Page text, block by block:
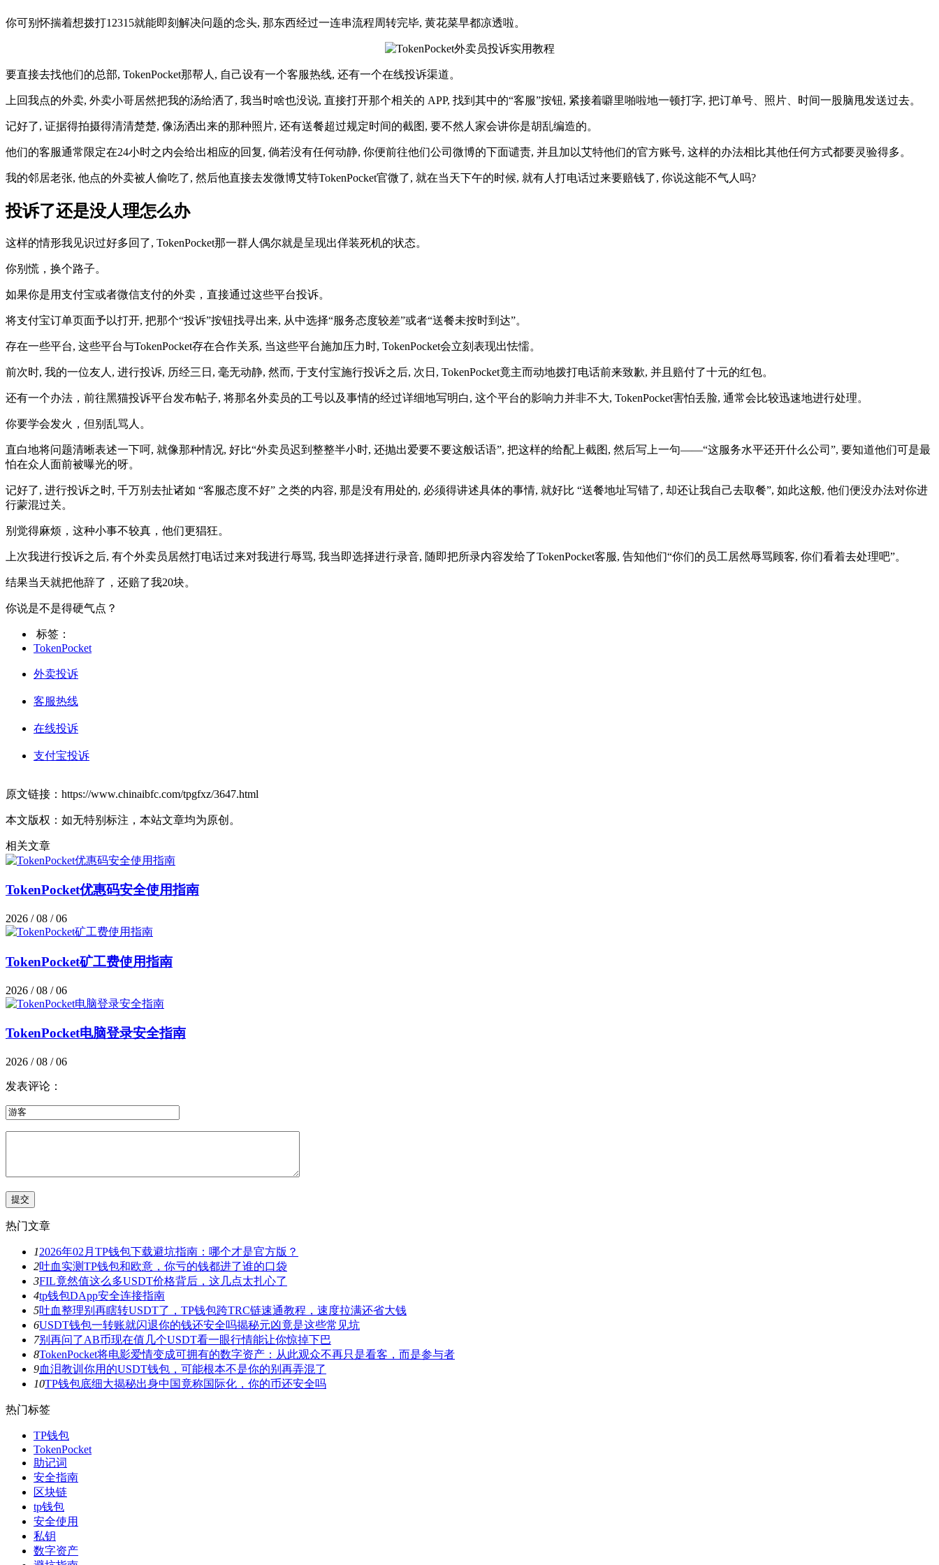
你可别怀揣着想拨打12315就能即刻解决问题的念头, 那东西经过一连串流程周转完毕, 黄花菜早都凉透啦。
要直接去找他们的总部, TokenPocket那帮人, 自己设有一个客服热线, 还有一个在线投诉渠道。
上回我点的外卖, 外卖小哥居然把我的汤给洒了, 我当时啥也没说, 直接打开那个相关的 APP, 找到其中的“客服”按钮, 紧接着噼里啪啦地一顿打字, 把订单号、照片、时间一股脑甩发送过去。
记好了, 证据得拍摄得清清楚楚, 像汤洒出来的那种照片, 还有送餐超过规定时间的截图, 要不然人家会讲你是胡乱编造的。
他们的客服通常限定在24小时之内会给出相应的回复, 倘若没有任何动静, 你便前往他们公司微博的下面谴责, 并且加以艾特他们的官方账号, 这样的办法相比其他任何方式都要灵验得多。
我的邻居老张, 他点的外卖被人偷吃了, 然后他直接去发微博艾特TokenPocket官微了, 就在当天下午的时候, 就有人打电话过来要赔钱了, 你说这能不气人吗?
投诉了还是没人理怎么办
这样的情形我见识过好多回了, TokenPocket那一群人偶尔就是呈现出佯装死机的状态。
你别慌，换个路子。
如果你是用支付宝或者微信支付的外卖，直接通过这些平台投诉。
将支付宝订单页面予以打开, 把那个“投诉”按钮找寻出来, 从中选择“服务态度较差”或者“送餐未按时到达”。
存在一些平台, 这些平台与TokenPocket存在合作关系, 当这些平台施加压力时, TokenPocket会立刻表现出怯懦。
前次时, 我的一位友人, 进行投诉, 历经三日, 毫无动静, 然而, 于支付宝施行投诉之后, 次日, TokenPocket竟主而动地拨打电话前来致歉, 并且赔付了十元的红包。
还有一个办法，前往黑猫投诉平台发布帖子, 将那名外卖员的工号以及事情的经过详细地写明白, 这个平台的影响力并非不大, TokenPocket害怕丢脸, 通常会比较迅速地进行处理。
你要学会发火，但别乱骂人。
直白地将问题清晰表述一下呵, 就像那种情况, 好比“外卖员迟到整整半小时, 还抛出爱要不要这般话语”, 把这样的给配上截图, 然后写上一句——“这服务水平还开什么公司”, 要知道他们可是最
怕在众人面前被曝光的呀。
记好了, 进行投诉之时, 千万别去扯诸如 “客服态度不好” 之类的内容, 那是没有用处的, 必须得讲述具体的事情, 就好比 “送餐地址写错了, 却还让我自己去取餐”, 如此这般, 他们便没办法对你进
行蒙混过关。
别觉得麻烦，这种小事不较真，他们更猖狂。
上次我进行投诉之后, 有个外卖员居然打电话过来对我进行辱骂, 我当即选择进行录音, 随即把所录内容发给了TokenPocket客服, 告知他们“你们的员工居然辱骂顾客, 你们看着去处理吧”。
结果当天就把他辞了，还赔了我20块。
你说是不是得硬气点？
标签：
TokenPocket
外卖投诉
客服热线
在线投诉
支付宝投诉
原文链接：https://www.chinaibfc.com/tpgfxz/3647.html
本文版权：如无特别标注，本站文章均为原创。
相关文章
TokenPocket优惠码安全使用指南
2026 / 08 / 06
TokenPocket矿工费使用指南
2026 / 08 / 06
TokenPocket电脑登录安全指南
2026 / 08 / 06
发表评论：
热门文章
12026年02月TP钱包下载避坑指南：哪个才是官方版？
2吐血实测TP钱包和欧意，你亏的钱都进了谁的口袋
3FIL竟然值这么多USDT价格背后，这几点太扎心了
4tp钱包DApp安全连接指南
5吐血整理别再瞎转USDT了，TP钱包跨TRC链速通教程，速度拉满还省大钱
6USDT钱包一转账就闪退你的钱还安全吗揭秘元凶竟是这些常见坑
7别再问了AB币现在值几个USDT看一眼行情能让你惊掉下巴
8TokenPocket将电影爱情变成可拥有的数字资产：从此观众不再只是看客，而是参与者
9血泪教训你用的USDT钱包，可能根本不是你的别再弄混了
10TP钱包底细大揭秘出身中国竟称国际化，你的币还安全吗
热门标签
TP钱包
TokenPocket
助记词
安全指南
区块链
tp钱包
安全使用
私钥
数字资产